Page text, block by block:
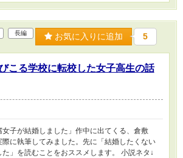
長編 お気に入りに追加 5
こる学校に転校した女子高生の話
女子が結婚しました」作中に出てくる、倉敷
に執筆してみました。先に「結婚したくない
」を読むことをおススメします。 小説ネタ↓